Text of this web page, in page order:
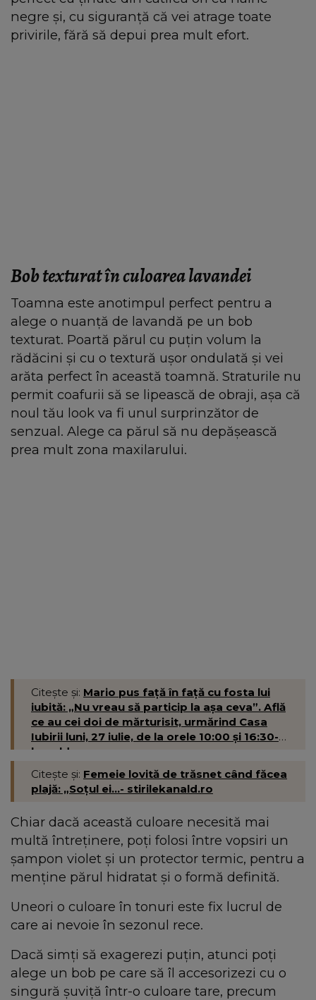
negre și, cu siguranță că vei atrage toate
privirile, fără să depui prea mult efort.
Bob texturat în culoarea lavandei
Toamna este anotimpul perfect pentru a
alege o nuanță de lavandă pe un bob
texturat. Poartă părul cu puțin volum la
rădăcini și cu o textură ușor ondulată și vei
arăta perfect în această toamnă. Straturile nu
permit coafurii să se lipească de obraji, așa că
noul tău look va fi unul surprinzător de
senzual. Alege ca părul să nu depășească
prea mult zona maxilarului.
Citește și: Mario pus față în față cu fosta lui
iubită: „Nu vreau să particip la așa ceva”. Află
ce au cei doi de mărturisit, urmărind Casa
Iubirii luni, 27 iulie, de la orele 10:00 și 16:30-
kanald.ro
Citește și: Femeie lovită de trăsnet când făcea
plajă: „Soțul ei...- stirilekanald.ro
Chiar dacă această culoare necesită mai
multă întreținere, poți folosi între vopsiri un
șampon violet și un protector termic, pentru a
menține părul hidratat și o formă definită.
Uneori o culoare în tonuri este fix lucrul de
care ai nevoie în sezonul rece.
Dacă simți să exagerezi puțin, atunci poți
alege un bob pe care să îl accesorizezi cu o
singură șuviță într-o culoare tare, precum